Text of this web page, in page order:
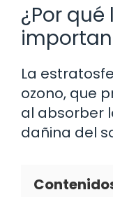
¿Por
La
ozono, que
al absorber
dañina del